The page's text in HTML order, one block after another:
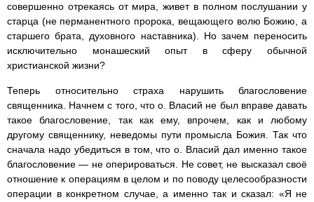
совершенно отрекаясь от мира, живет в полном послушании у
старца (не перманентного пророка, вещающего волю Божию, а
старшего брата, духовного наставника). Но зачем переносить
исключительно монашеский опыт в сферу обычной
христианской жизни?
Теперь относительно страха нарушить благословение
священника. Начнем с того, что о. Власий не был вправе давать
такое благословение, так как ему, впрочем, как и любому
другому священнику, неведомы пути промысла Божия. Так что
сначала надо убедиться в том, что о. Власий дал именно такое
благословение — не оперироваться. Не совет, не высказал своё
отношение к операциям в целом и по поводу целесообразности
операции в конкретном случае, а именно так и сказал: «Я не